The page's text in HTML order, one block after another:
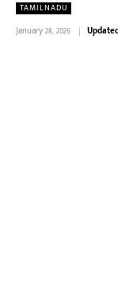
TAMILNADU
January 28, 2026